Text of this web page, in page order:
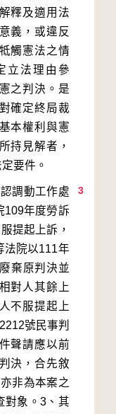
釋及適用法
義，或違反
觸憲法之情
立法理由參
之判決。是
確定終局裁
本權利與憲
持見解者，
3
調動工作處
109年度勞訴
提起上訴，
法院以111年
棄原判決並
對人其餘上
不服提起上
號民事判
聲請應以前
決，合先敘
非為本案之
對象。3、其